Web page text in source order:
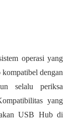
operasi yang
dengan
selalu periksa
yang
USB Hub di